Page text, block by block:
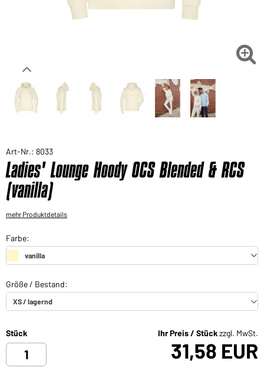
Sie möchten gerne für Ihren privaten Bedarf

Art-Nr.: 8033
Ladies' Lounge Hoody OCS Blended & RCS
(vanilla)
mehr Produktdetails
Stück Ihr Preis / Stückzzgl. MwSt.
31,58 EUR